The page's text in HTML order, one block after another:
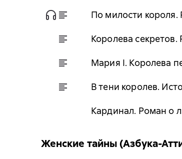
По милости короля.
Королева
Мария I. Королева
В тени королев.
Кардинал. Роман о
Женские тайны (Азбука-